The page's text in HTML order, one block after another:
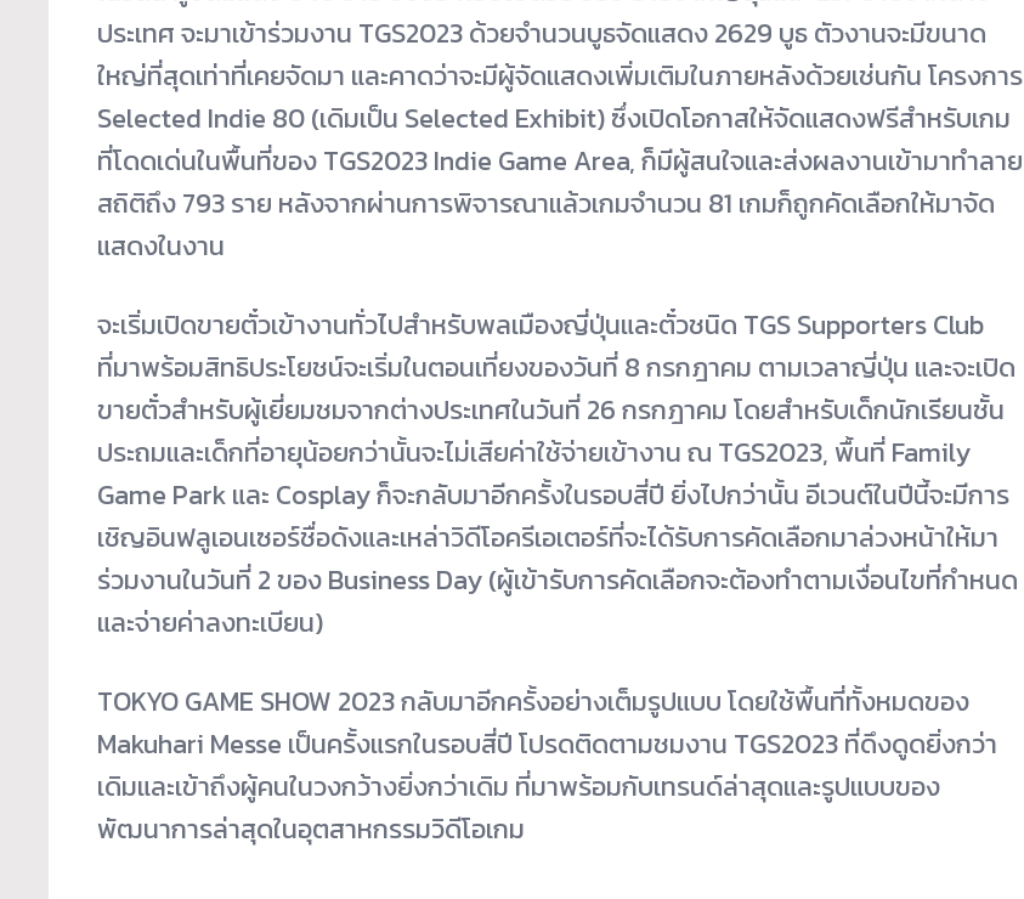
ประเทศ จะมาเข้าร่วมงาน TGS2023 ด้วยจำนวนบูธจัดแสดง 2629 บูธ ตัวงานจะมีขนาด
ใหญ่ที่สุดเท่าที่เคยจัดมา และคาดว่าจะมีผู้จัดแสดงเพิ่มเติมในภายหลังด้วยเช่นกัน โครงการ
Selected Indie 80 (เดิมเป็น Selected Exhibit) ซึ่งเปิดโอกาสให้จัดแสดงฟรีสำหรับเกม
ที่โดดเด่นในพื้นที่ของ TGS2023 Indie Game Area, ก็มีผู้สนใจและส่งผลงานเข้ามาทำลาย
สถิติถึง 793 ราย หลังจากผ่านการพิจารณาแล้วเกมจำนวน 81 เกมก็ถูกคัดเลือกให้มาจัด
แสดงในงาน
จะเริ่มเปิดขายตั๋วเข้างานทั่วไปสำหรับพลเมืองญี่ปุ่นและตั๋วชนิด TGS Supporters Club
ที่มาพร้อมสิทธิประโยชน์จะเริ่มในตอนเที่ยงของวันที่ 8 กรกฎาคม ตามเวลาญี่ปุ่น และจะเปิด
ขายตั๋วสำหรับผู้เยี่ยมชมจากต่างประเทศในวันที่ 26 กรกฎาคม โดยสำหรับเด็กนักเรียนชั้น
ประถมและเด็กที่อายุน้อยกว่านั้นจะไม่เสียค่าใช้จ่ายเข้างาน ณ TGS2023, พื้นที่ Family
Game Park และ Cosplay ก็จะกลับมาอีกครั้งในรอบสี่ปี ยิ่งไปกว่านั้น อีเวนต์ในปีนี้จะมีการ
เชิญอินฟลูเอนเซอร์ชื่อดังและเหล่าวิดีโอครีเอเตอร์ที่จะได้รับการคัดเลือกมาล่วงหน้าให้มา
ร่วมงานในวันที่ 2 ของ Business Day (ผู้เข้ารับการคัดเลือกจะต้องทำตามเงื่อนไขที่กำหนด
และจ่ายค่าลงทะเบียน)
TOKYO GAME SHOW 2023 กลับมาอีกครั้งอย่างเต็มรูปแบบ โดยใช้พื้นที่ทั้งหมดของ
Makuhari Messe เป็นครั้งแรกในรอบสี่ปี โปรดติดตามชมงาน TGS2023 ที่ดึงดูดยิ่งกว่า
เดิมและเข้าถึงผู้คนในวงกว้างยิ่งกว่าเดิม ที่มาพร้อมกับเทรนด์ล่าสุดและรูปแบบของ
พัฒนาการล่าสุดในอุตสาหกรรมวิดีโอเกม